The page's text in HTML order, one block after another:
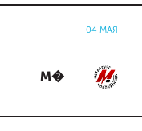
04 МАЯ
М�